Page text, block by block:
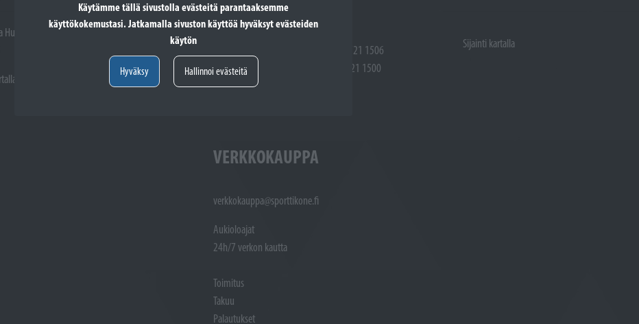
Käytämme tällä sivustolla evästeitä parantaaksemme
käyttökokemustasi. Jatkamalla sivuston käyttöä hyväksyt evästeiden
käytön
Hyväksy Hallinnoi evästeitä
Huoltotöiden vastaanotto: (02)
Varaosat: (02) 721 1407
Huoltotöiden vastaanotto: 02 7211405
Sijainti kartalla
Varaosat: (02) 721 1506
Myynti : (02) 721 1500
Sijainti kartalla
VERKKOKAUPPA
verkkokauppa@sporttikone.fi
Aukioloajat
24h/7 verkon kautta
Toimitus
Takuu
Palautukset